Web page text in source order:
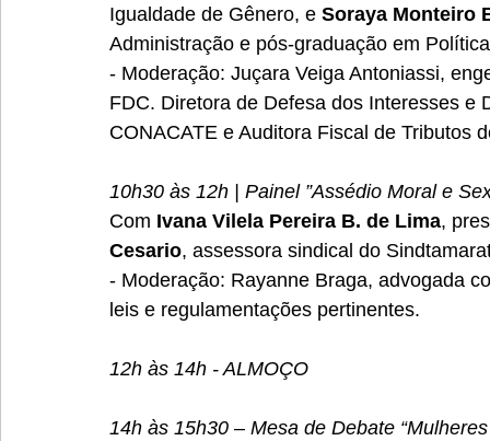
Igualdade de Gênero, e Soraya Monteiro
Administração e pós-graduação em
- Moderação: Juçara Veiga Antoniassi,
FDC. Diretora de Defesa dos Interesses
CONACATE e Auditora Fiscal de Tributos
10h30 às 12h | Painel ”Assédio Moral e
Com Ivana Vilela Pereira B. de Lima,
Cesario, assessora sindical do
- Moderação: Rayanne Braga, advogada
leis e regulamentações pertinentes.
12h às 14h - ALMOÇO
14h às 15h30 – Mesa de Debate